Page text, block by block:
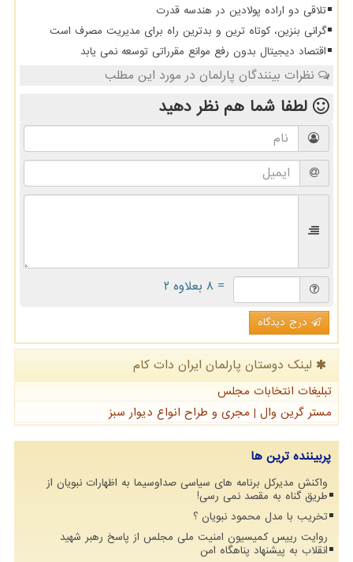
تلاقی دو اراده پولادین در هندسه قدرت
گرانی بنزین، کوتاه ترین و بدترین راه برای مدیریت مصرف است
اقتصاد دیجیتال بدون رفع موانع مقرراتی توسعه نمی یابد
نظرات بینندگان پارلمان در مورد این مطلب
لطفا شما همنظر دهید
= ۸ بعلاوه ۲
درج دیدگاه
لینک دوستان پارلمان ایران دات كام
تبلیغات انتخابات مجلس
مستر گرین وال | مجری و طراح انواع دیوار سبز
پربیننده ترین ها
واکنش مدیرکل برنامه های سیاسی صداوسیما به اظهارات نبویان از
طریق گناه به مقصد نمی رسی!
تخریب با مدل محمود نبویان ؟
روایت رییس کمیسیون امنیت ملی مجلس از پاسخ رهبر شهید
انقلاب به پیشنهاد پناهگاه امن